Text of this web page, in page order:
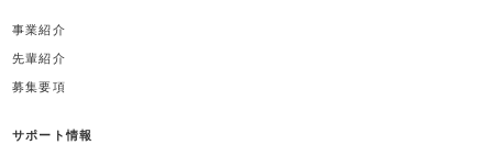
事業紹介
先輩紹介
募集要項
サポート情報